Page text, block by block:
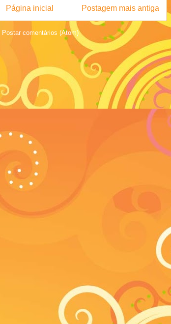
Postagem mais antiga
Página inicial
Postar comentários (Atom)